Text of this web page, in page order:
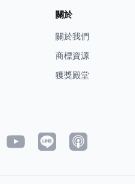
關於
關於我們
商標資源
獲獎殿堂